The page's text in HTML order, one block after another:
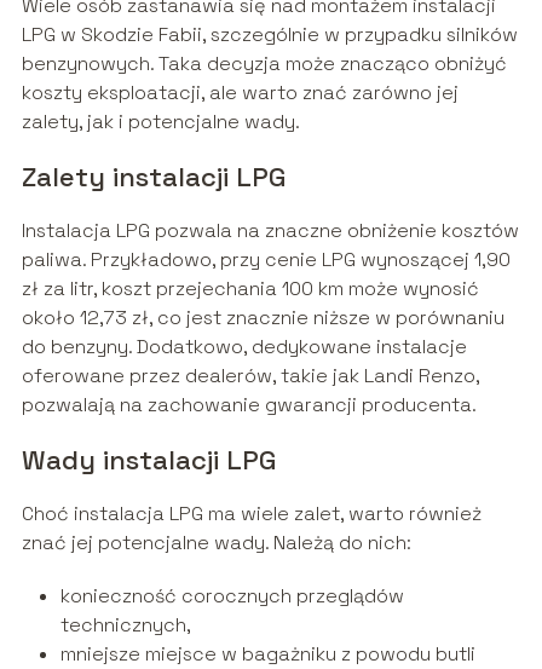
Wiele osób zastanawia się nad montażem instalacji
LPG w Skodzie Fabii, szczególnie w przypadku silników
benzynowych. Taka decyzja może znacząco obniżyć
koszty eksploatacji, ale warto znać zarówno jej
zalety, jak i potencjalne wady.
Zalety instalacji LPG
Instalacja LPG pozwala na znaczne obniżenie kosztów
paliwa. Przykładowo, przy cenie LPG wynoszącej 1,90
zł za litr, koszt przejechania 100 km może wynosić
około 12,73 zł, co jest znacznie niższe w porównaniu
do benzyny. Dodatkowo, dedykowane instalacje
oferowane przez dealerów, takie jak Landi Renzo,
pozwalają na zachowanie gwarancji producenta.
Wady instalacji LPG
Choć instalacja LPG ma wiele zalet, warto również
znać jej potencjalne wady. Należą do nich:
konieczność corocznych przeglądów
technicznych,
mniejsze miejsce w bagażniku z powodu butli